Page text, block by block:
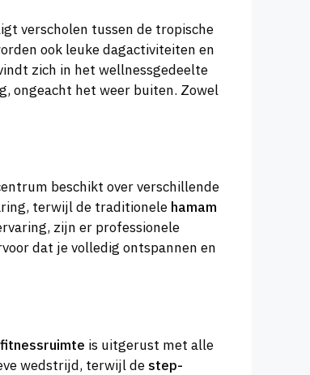
verscholen tussen de tropische
ook leuke dagactiviteiten en
zich in het wellnessgedeelte
ongeacht het weer buiten. Zowel
beschikt over verschillende
terwijl de traditionele hamam
zijn er professionele
dat je volledig ontspannen en
fitnessruimte is uitgerust met alle
wedstrijd, terwijl de step-